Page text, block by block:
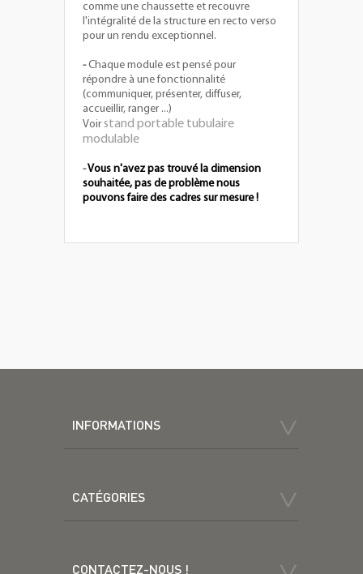
comme une chaussette et recouvre
l'intégralité de la structure en recto verso
pour un rendu exceptionnel.
- Chaque module est pensé pour
répondre à une fonctionnalité
(communiquer, présenter, diffuser,
accueillir, ranger ...)
Voirstand portable tubulaire
modulable
-Vous n'avez pas trouvé la dimension
souhaitée, pas de problème nous
pouvons faire des cadres sur mesure !
INFORMATIONS
CATÉGORIES
CONTACTEZ-NOUS !